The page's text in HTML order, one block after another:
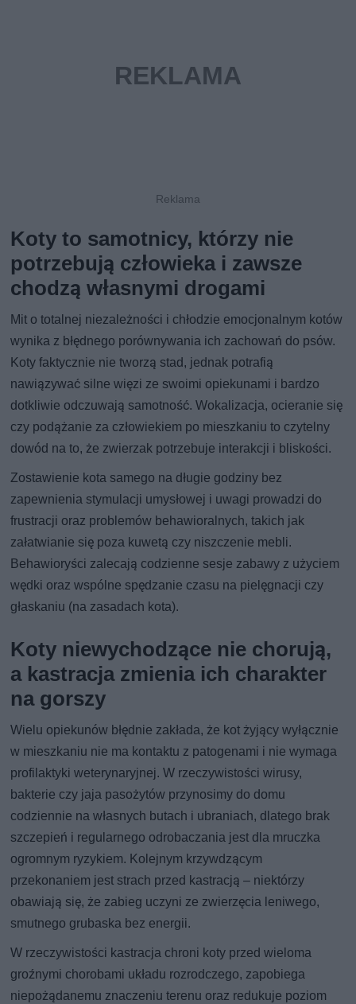
Koty to samotnicy, którzy nie
potrzebują człowieka i zawsze
chodzą własnymi drogami
Mit o totalnej niezależności i chłodzie emocjonalnym kotów
wynika z błędnego porównywania ich zachowań do psów.
Koty faktycznie nie tworzą stad, jednak potrafią
nawiązywać silne więzi ze swoimi opiekunami i bardzo
dotkliwie odczuwają samotność. Wokalizacja, ocieranie się
czy podążanie za człowiekiem po mieszkaniu to czytelny
dowód na to, że zwierzak potrzebuje interakcji i bliskości.
Zostawienie kota samego na długie godziny bez
zapewnienia stymulacji umysłowej i uwagi prowadzi do
frustracji oraz problemów behawioralnych, takich jak
załatwianie się poza kuwetą czy niszczenie mebli.
Behawioryści zalecają codzienne sesje zabawy z użyciem
wędki oraz wspólne spędzanie czasu na pielęgnacji czy
głaskaniu (na zasadach kota).
Koty niewychodzące nie chorują,
a kastracja zmienia ich charakter
na gorszy
Wielu opiekunów błędnie zakłada, że kot żyjący wyłącznie
w mieszkaniu nie ma kontaktu z patogenami i nie wymaga
profilaktyki weterynaryjnej. W rzeczywistości wirusy,
bakterie czy jaja pasożytów przynosimy do domu
codziennie na własnych butach i ubraniach, dlatego brak
szczepień i regularnego odrobaczania jest dla mruczka
ogromnym ryzykiem. Kolejnym krzywdzącym
przekonaniem jest strach przed kastracją – niektórzy
obawiają się, że zabieg uczyni ze zwierzęcia leniwego,
smutnego grubaska bez energii.
W rzeczywistości kastracja chroni koty przed wieloma
groźnymi chorobami układu rozrodczego, zapobiega
niepożądanemu znaczeniu terenu oraz redukuje poziom